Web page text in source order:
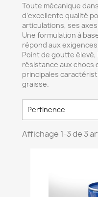
Toute mécanique
d’excellente qualité
articulations, ses
Une formulation à
répond aux
Point de goutte
résistance aux chocs
principales
graisse.
Pertinence
Affichage 1-3 de 3